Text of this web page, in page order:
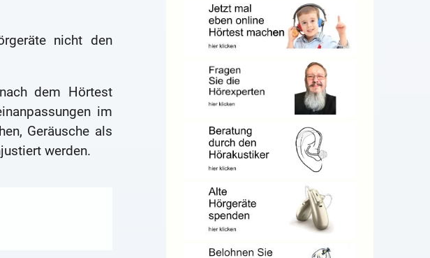
nicht den
dem Hörtest
im
Geräusche als
werden.